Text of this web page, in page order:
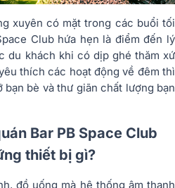
xuyên có mặt trong các buổi tối
Club hứa hẹn là điểm đến lý
du khách khi có dịp ghé thăm xứ
thích các hoạt động về đêm thì
bạn bè và thư giãn chất lượng bạn
Bar PB Space Club
thiết bị gì?
đồ uống mà hệ thống âm thanh